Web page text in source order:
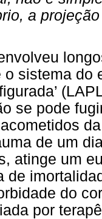
a
sistema do
se pode
de um
atinge um
de
do
por